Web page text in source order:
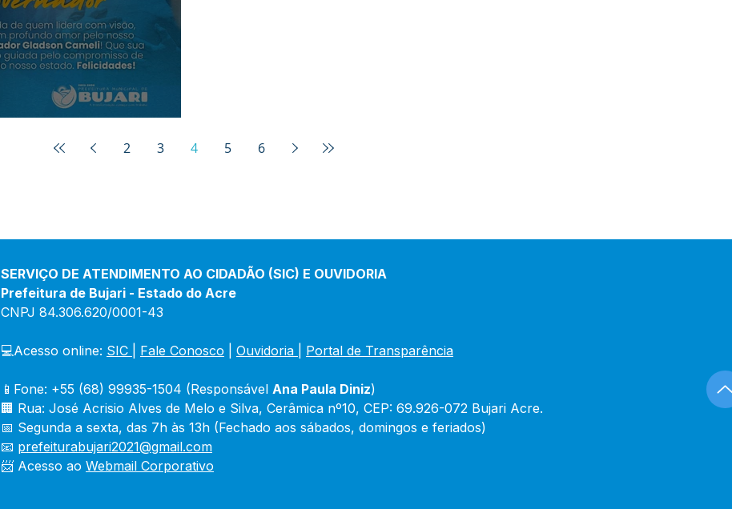
2 3 4 5 6
SERVIÇO DE ATENDIMENTO AO CIDADÃO (SIC) E OUVIDORIA
Prefeitura de Bujari - Estado do Acre
CNPJ 84.306.620/0001-43
💻Acesso online: SIC Fale Conosco Ouvidoria Portal de Transparência
📱Fone: +55 (68) 99935-1504 (Responsável Ana Paula Diniz)
🏢 Rua: José Acrisio Alves de Melo e Silva, Cerâmica nº10, CEP: 69.926-072 Bujari Acre.
📅 Segunda a sexta, das 7h às 13h (Fechado aos sábados, domingos e feriados)
📧 prefeiturabujari2021@gmail.com
📨 Acesso ao Webmail Corporativo